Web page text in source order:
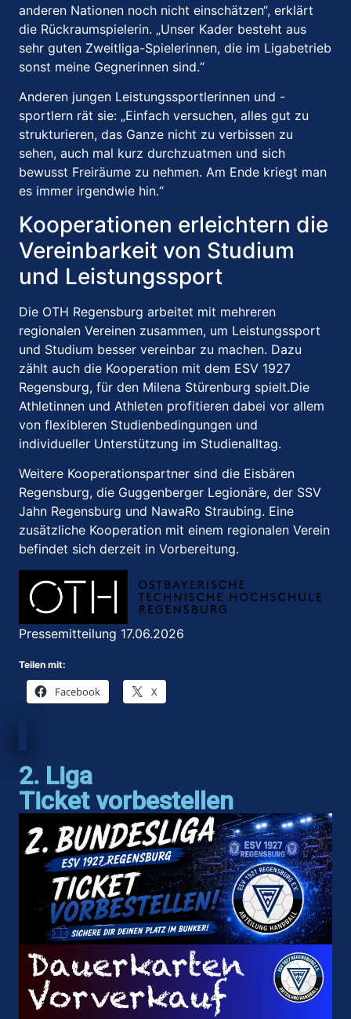
anderen Nationen noch nicht einschätzen“, erklärt
die Rückraumspielerin. „Unser Kader besteht aus
sehr guten Zweitliga-Spielerinnen, die im Ligabetrieb
sonst meine Gegnerinnen sind.“
Anderen jungen Leistungssportlerinnen und -
sportlern rät sie: „Einfach versuchen, alles gut zu
strukturieren, das Ganze nicht zu verbissen zu
sehen, auch mal kurz durchzuatmen und sich
bewusst Freiräume zu nehmen. Am Ende kriegt man
es immer irgendwie hin.“
Kooperationen erleichtern die
Vereinbarkeit von Studium
und Leistungssport
Die OTH Regensburg arbeitet mit mehreren
regionalen Vereinen zusammen, um Leistungssport
und Studium besser vereinbar zu machen. Dazu
zählt auch die Kooperation mit dem ESV 1927
Regensburg, für den Milena Stürenburg spielt.Die
Athletinnen und Athleten profitieren dabei vor allem
von flexibleren Studienbedingungen und
individueller Unterstützung im Studienalltag.
Weitere Kooperationspartner sind die Eisbären
Regensburg, die Guggenberger Legionäre, der SSV
Jahn Regensburg und NawaRo Straubing. Eine
zusätzliche Kooperation mit einem regionalen Verein
befindet sich derzeit in Vorbereitung.
Pressemitteilung 17.06.2026
Teilen mit:
Facebook X
2. Liga
Ticket vorbestellen